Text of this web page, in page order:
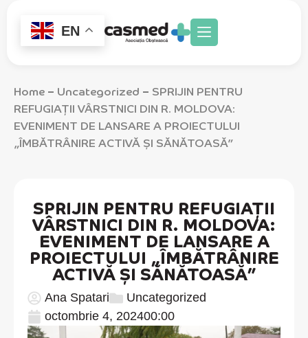
EN
Home – Uncategorized – SPRIJIN PENTRU
REFUGIAȚII VÂRSTNICI DIN R. MOLDOVA:
EVENIMENT DE LANSARE A PROIECTULUI
„ÎMBĂTRÂNIRE ACTIVĂ ȘI SĂNĂTOASĂ”
SPRIJIN PENTRU REFUGIAȚII
VÂRSTNICI DIN R. MOLDOVA:
EVENIMENT DE LANSARE A
PROIECTULUI „ÎMBĂTRÂNIRE
ACTIVĂ ȘI SĂNĂTOASĂ”
Ana Spatari
Uncategorized
octombrie 4, 202400:00